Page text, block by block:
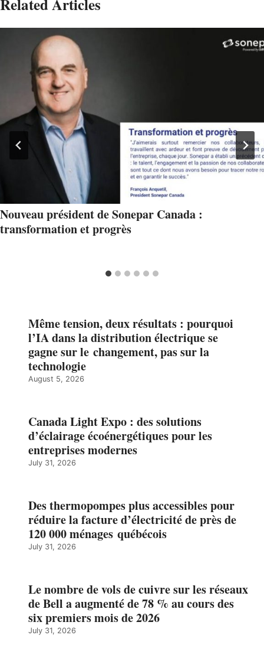
Nouveau président de Sonepar Canada :
transformation et progrès
Même tension, deux résultats : pourquoi
l’IA dans la distribution électrique se
gagne sur le changement, pas sur la
technologie
August 5, 2026
Canada Light Expo : des solutions
d’éclairage écoénergétiques pour les
entreprises modernes
July 31, 2026
Des thermopompes plus accessibles pour
réduire la facture d’électricité de près de
120 000 ménages québécois
July 31, 2026
Le nombre de vols de cuivre sur les réseaux
de Bell a augmenté de 78 % au cours des
six premiers mois de 2026
July 31, 2026